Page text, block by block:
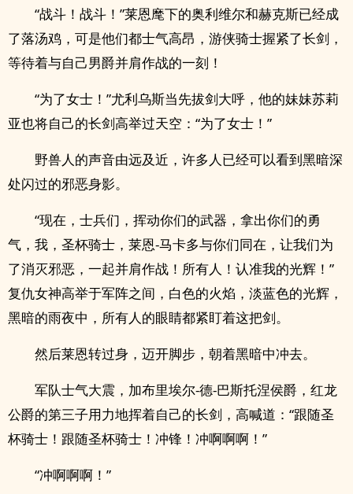
“战斗！战斗！”莱恩麾下的奥利维尔和赫克斯已经成
了落汤鸡，可是他们都士气高昂，游侠骑士握紧了长剑，
等待着与自己男爵并肩作战的一刻！
“为了女士！”尤利乌斯当先拔剑大呼，他的妹妹苏莉
亚也将自己的长剑高举过天空：“为了女士！”
野兽人的声音由远及近，许多人已经可以看到黑暗深
处闪过的邪恶身影。
“现在，士兵们，挥动你们的武器，拿出你们的勇
气，我，圣杯骑士，莱恩-马卡多与你们同在，让我们为
了消灭邪恶，一起并肩作战！所有人！认准我的光辉！”
复仇女神高举于军阵之间，白色的火焰，淡蓝色的光辉，
黑暗的雨夜中，所有人的眼睛都紧盯着这把剑。
然后莱恩转过身，迈开脚步，朝着黑暗中冲去。
军队士气大震，加布里埃尔-德-巴斯托涅侯爵，红龙
公爵的第三子用力地挥着自己的长剑，高喊道：“跟随圣
杯骑士！跟随圣杯骑士！冲锋！冲啊啊啊！”
“冲啊啊啊！”